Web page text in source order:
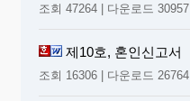
조회 47264 | 다운로드 30957
제10호, 혼인신고서
조회 16306 | 다운로드 26764